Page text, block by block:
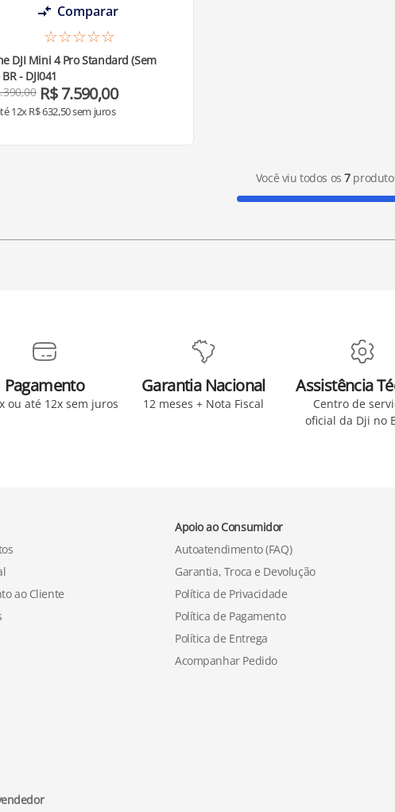
Comparar
☆☆☆☆☆
DJI Mini 4 Pro Standard (Sem
- DJI041
.390,00 R$ 7.590,00
12xR$632,50sem juros
Você viu todos os7
Pagamento
ou até 12x sem juros
Garantia Nacional
12 meses + Nota Fiscal
Assistência
Centro de
oficial da Dji no
ao Cliente
Apoio ao Consumidor
Autoatendimento (FAQ)
Garantia, Troca e Devolução
Política de Privacidade
Política de Pagamento
Política de Entrega
Acompanhar Pedido